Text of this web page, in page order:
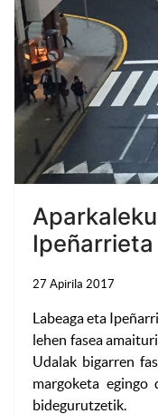
27 Apirila 2017
Labeaga eta
lehen fasea
Udalak bigarren
margoketa egingo
bidegurutzetik.